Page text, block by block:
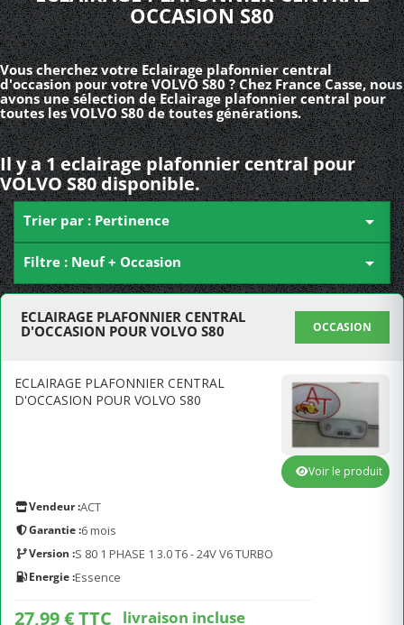
OCCASION S80
Vous cherchez votre Eclairage plafonnier central
d'occasion pour votre VOLVO S80 ? Chez France Casse, nous
avons une sélection de Eclairage plafonnier central pour
toutes les VOLVO S80 de toutes générations.
Il y a 1 eclairage plafonnier central pour
VOLVO S80 disponible.
Trier par : Pertinence 
Filtre : Neuf + Occasion 
ECLAIRAGE PLAFONNIER CENTRAL
D'OCCASION POUR VOLVO S80
OCCASION
ECLAIRAGE PLAFONNIER CENTRAL
D'OCCASION POUR VOLVO S80
Vendeur :ACT
Garantie :6 mois
Version :S 80 1 PHASE 1 3.0 T6 - 24V V6 TURBO
Energie :Essence
27,99 € TTC livraison incluse
Voir le produit